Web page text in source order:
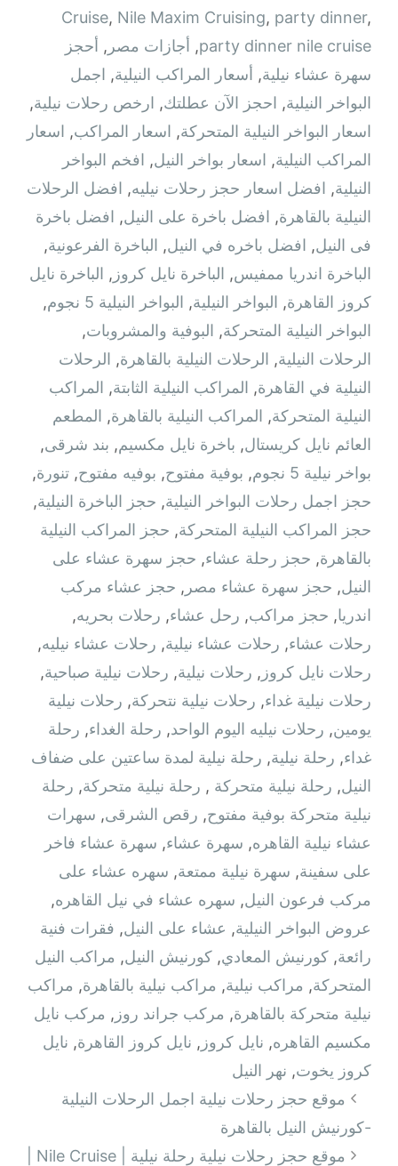
Cruise, Nile Maxim Cruising, party dinner,
party dinner nile cruise
, أجازات مصر , أحجز
سهرة عشاء نيلية, أسعار المراكب النيلية, اجمل
البواخر النيلية, احجز الآن عطلتك, ارخص رحلات نيلية,
اسعار البواخر النيلية المتحركة, اسعار المراكب, اسعار
المراكب النيلية, اسعار بواخر النيل, افخم البواخر
النيلية, افضل اسعار حجز رحلات نيليه, افضل الرحلات
النيلية بالقاهرة, افضل باخرة على النيل, افضل باخرة
فى النيل, افضل باخره في النيل, الباخرة الفرعونية,
الباخرة اندريا ممفيس, الباخرة نايل كروز , الباخرة نايل
كروز القاهرة, البواخر النيلية, البواخر النيلية 5 نجوم
,
البواخر النيلية المتحركة, البوفية والمشروبات,
الرحلات النيلية, الرحلات النيلية بالقاهرة, الرحلات
النيلية في القاهرة, المراكب النيلية الثابتة, المراكب
النيلية المتحركة, المراكب النيلية بالقاهرة, المطعم
العائم نايل كريستال, باخرة نايل مكسيم, بند شرقى,
بواخر نيلية 5 نجوم
, بوفية مفتوح, بوفيه مفتوح, تنورة,
حجز اجمل رحلات البواخر النيلية, حجز الباخرة النيلية,
حجز المراكب النيلية المتحركة, حجز المراكب النيلية
بالقاهرة, حجز رحلة عشاء, حجز سهرة عشاء على
النيل, حجز سهرة عشاء مصر , حجز عشاء مركب
اندريا, حجز مراكب, رحل عشاء, رحلات بحريه,
رحلات عشاء, رحلات عشاء نيلية, رحلات عشاء نيليه,
رحلات نايل كروز , رحلات نيلية, رحلات نيلية صباحية,
رحلات نيلية غداء, رحلات نيلية نتحركة, رحلات نيلية
يومين, رحلات نيليه اليوم الواحد, رحلة الغداء, رحلة
غداء, رحلة نيلية, رحلة نيلية لمدة ساعتين على ضفاف
النيل, رحلة نيلية متحركة ‫ , رحلة نيلية متحركة, رحلة
نيلية متحركة بوفية مفتوح, رقص الشرقى, سهرات
عشاء نيلية القاهره, سهرة عشاء, سهرة عشاء فاخر
على سفينة, سهرة نيلية ممتعة, سهره عشاء على
مركب فرعون النيل, سهره عشاء في نيل القاهره‏,
عروض البواخر النيلية, عشاء على النيل, فقرات فنية
رائعة, كورنيش المعادي, كورنيش النيل, مراكب النيل
المتحركة, مراكب نيلية, مراكب نيلية بالقاهرة, مراكب
نيلية متحركة بالقاهرة, مركب جراند روز , مركب نايل
مكسيم القاهره, نايل كروز , نايل كروز القاهرة, نايل
كروز يخوت, نهر النيل
تصفّح
المقالات
موقع حجز رحلات نيلية اجمل الرحلات النيلية
-كورنيش النيل بالقاهرة